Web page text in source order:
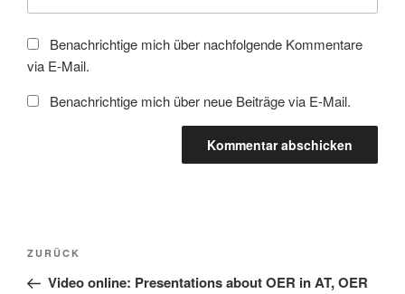
Benachrichtige mich über nachfolgende Kommentare
via E-Mail.
Benachrichtige mich über neue Beiträge via E-Mail.
Beitragsnavigation
Vorheriger
Beitrag
ZURÜCK
Video online: Presentations about OER in AT, OER